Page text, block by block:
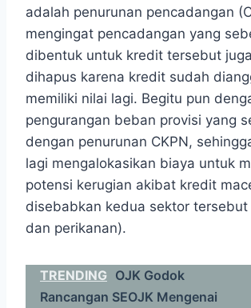
adalah penurunan pencadangan
mengingat pencadangan yang
dibentuk untuk kredit tersebut
dihapus karena kredit sudah
memiliki nilai lagi. Begitu pun
pengurangan beban provisi yang
dengan penurunan CKPN,
lagi mengalokasikan biaya untuk
potensi kerugian akibat kredit
disebabkan kedua sektor
dan perikanan).
TRENDING OJK Godok
Rancangan SEOJK Mengenai